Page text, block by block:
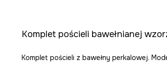
Komplet pościeli bawełnianej
Komplet pościeli z bawełny perkalowej.